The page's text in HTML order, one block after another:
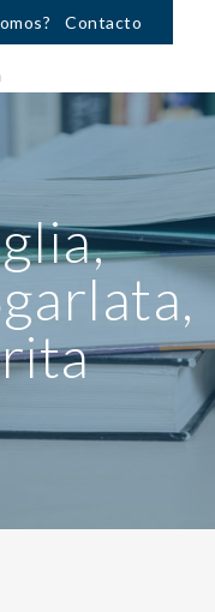
Contacto